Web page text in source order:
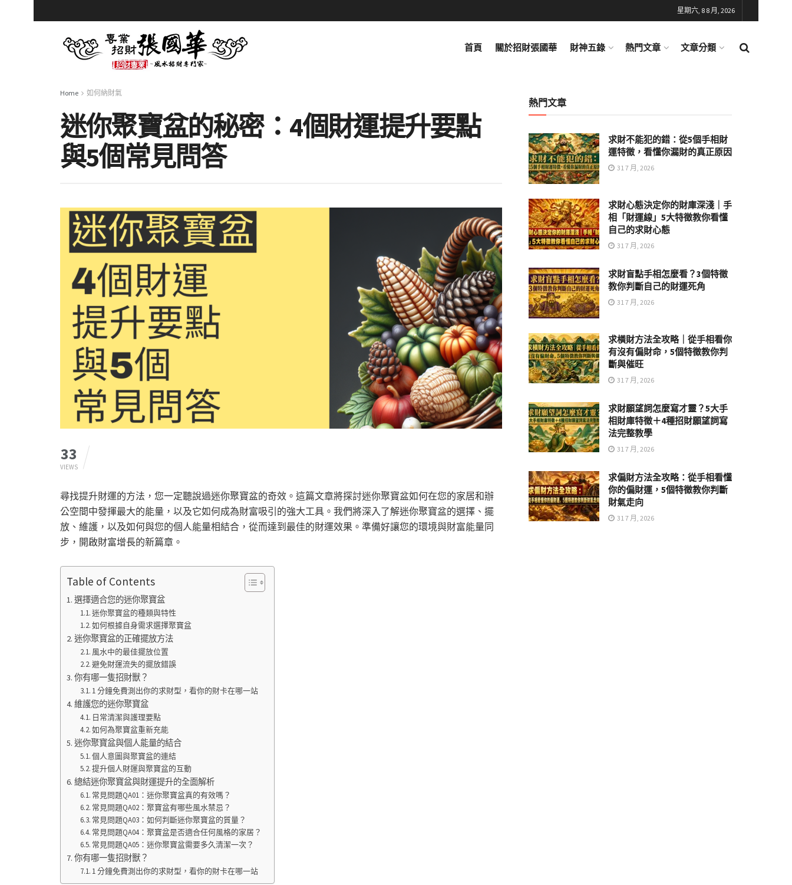
星期六, 8 8 月, 2026
首頁 關於招財張國華 財神五錄 熱門文章 文章分類
Home 如何納財氣
迷你聚寶盆的秘密：4個財運提升要點
與5個常見問答
33
VIEWS
尋找提升財運的方法，您一定聽說過迷你聚寶盆的奇效。這篇文章將探討迷你聚寶盆如何在您的家居和辦
公空間中發揮最大的能量，以及它如何成為財富吸引的強大工具。我們將深入了解迷你聚寶盆的選擇、擺
放、維護，以及如何與您的個人能量相結合，從而達到最佳的財運效果。準備好讓您的環境與財富能量同
步，開啟財富增長的新篇章。
Table of Contents
選擇適合您的迷你聚寶盆
迷你聚寶盆的種類與特性
如何根據自身需求選擇聚寶盆
迷你聚寶盆的正確擺放方法
風水中的最佳擺放位置
避免財運流失的擺放錯誤
你有哪一隻招財獸？
1 分鐘免費測出你的求財型，看你的財卡在哪一站
維護您的迷你聚寶盆
日常清潔與護理要點
如何為聚寶盆重新充能
迷你聚寶盆與個人能量的結合
個人意圖與聚寶盆的連結
提升個人財運與聚寶盆的互動
總結迷你聚寶盆與財運提升的全面解析
常見問題QA01：迷你聚寶盆真的有效嗎？
常見問題QA02：聚寶盆有哪些風水禁忌？
常見問題QA03：如何判斷迷你聚寶盆的質量？
常見問題QA04：聚寶盆是否適合任何風格的家居？
常見問題QA05：迷你聚寶盆需要多久清潔一次？
你有哪一隻招財獸？
1 分鐘免費測出你的求財型，看你的財卡在哪一站
熱門文章
求財不能犯的錯：從5個手相財
運特徵，看懂你漏財的真正原因
31 7 月, 2026
求財心態決定你的財庫深淺｜手
相「財運線」5大特徵教你看懂
自己的求財心態
31 7 月, 2026
求財盲點手相怎麼看？3個特徵
教你判斷自己的財運死角
31 7 月, 2026
求橫財方法全攻略｜從手相看你
有沒有偏財命，5個特徵教你判
斷與催旺
31 7 月, 2026
求財願望詞怎麼寫才靈？5大手
相財庫特徵＋4種招財願望詞寫
法完整教學
31 7 月, 2026
求偏財方法全攻略：從手相看懂
你的偏財運，5個特徵教你判斷
財氣走向
31 7 月, 2026